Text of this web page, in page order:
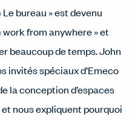
bureau » est devenu
work from anywhere » et
beaucoup de temps. John
invités spéciaux d’Emeco
la conception d’espaces
nous expliquent pourquoi